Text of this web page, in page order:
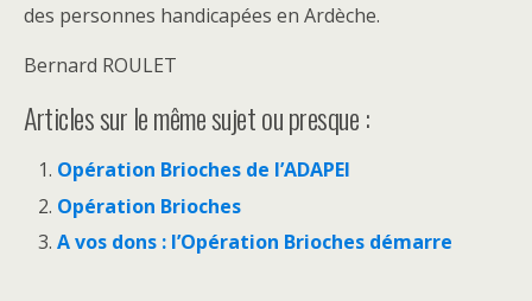
des personnes handicapées en Ardèche.
Bernard ROULET
Articles sur le même sujet ou presque :
Opération Brioches de l’ADAPEI
Opération Brioches
A vos dons : l’Opération Brioches démarre